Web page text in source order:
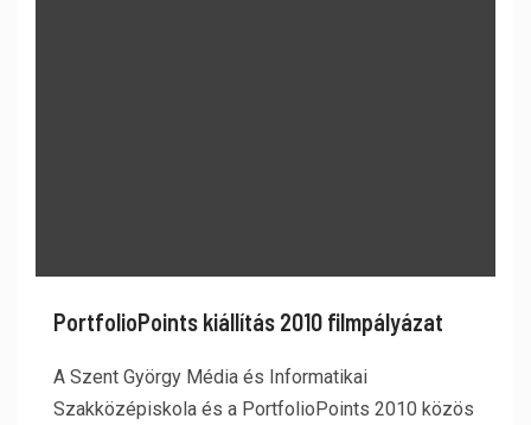
PortfolioPoints kiállítás 2010 filmpályázat
A Szent György Média és Informatikai
Szakközépiskola és a PortfolioPoints 2010 közös